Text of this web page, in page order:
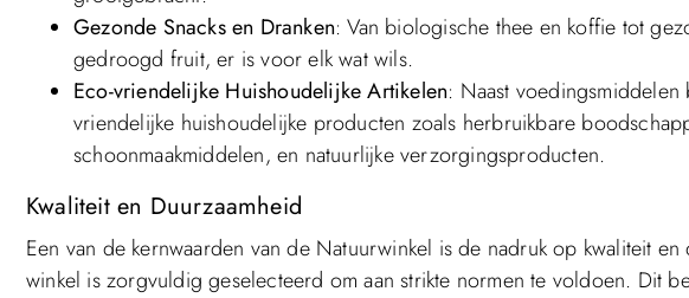
Gezonde Snacks en Dranken: Van biologische thee en koffie tot
gedroogd fruit, er is voor elk wat wils.
Eco-vriendelijke Huishoudelijke Artikelen: Naast
vriendelijke huishoudelijke producten zoals herbruikbare
schoonmaakmiddelen, en natuurlijke verzorgingsproducten.
Kwaliteit en Duurzaamheid
Een van de kernwaarden van de Natuurwinkel is de nadruk op kwaliteit
winkel is zorgvuldig geselecteerd om aan strikte normen te voldoen. Dit